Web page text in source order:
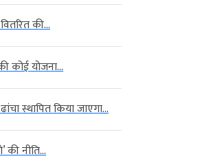
की...
कोई योजना...
स्थापित किया जाएगा...
की नीति...